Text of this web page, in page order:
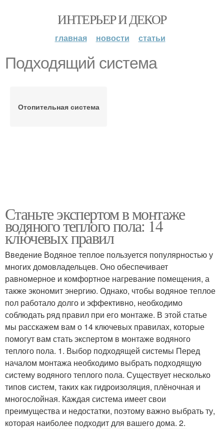
ИНТЕРЬЕР И ДЕКОР
главная новости статьи
Подходящий система
Отопительная система
Станьте экспертом в монтаже
водяного теплого пола: 14
ключевых правил
Введение Водяное теплое пользуется популярностью у
многих домовладельцев. Оно обеспечивает
равномерное и комфортное нагревание помещения, а
также экономит энергию. Однако, чтобы водяное теплое
пол работало долго и эффективно, необходимо
соблюдать ряд правил при его монтаже. В этой статье
мы расскажем вам о 14 ключевых правилах, которые
помогут вам стать экспертом в монтаже водяного
теплого пола. 1. Выбор подходящей системы Перед
началом монтажа необходимо выбрать подходящую
систему водяного теплого пола. Существует несколько
типов систем, таких как гидроизоляция, плёночная и
многослойная. Каждая система имеет свои
преимущества и недостатки, поэтому важно выбрать ту,
которая наиболее подходит для вашего дома. 2.